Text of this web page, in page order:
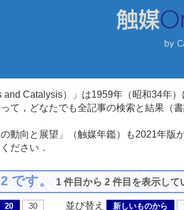
and Catalysis）」は1959年（昭和34年
て，どなたでも全記事の検索と結果（
動向と展望」（触媒年鑑）も2021年
ださい．
です。1 件目から 2 件目を表示して
20 30 並び替え 新しいものから